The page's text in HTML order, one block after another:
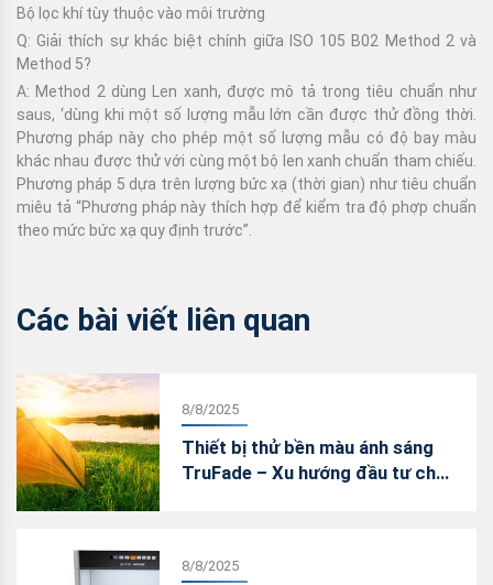
Bộ lọc khí tùy thuộc vào môi trường
Q: Giải thích sự khác biệt chính giữa ISO 105 B02 Method 2 và
Method 5?
A: Method 2 dùng Len xanh, được mô tả trong tiêu chuẩn như
saus, ‘dùng khi một số lượng mẫu lớn cần được thử đồng thời.
Phương pháp này cho phép một số lượng mẫu có độ bay màu
khác nhau được thử với cùng một bộ len xanh chuẩn tham chiếu.
Phương pháp 5 dựa trên lượng bức xạ (thời gian) như tiêu chuẩn
miêu tả “Phương pháp này thích hợp để kiểm tra độ phợp chuẩn
theo mức bức xạ quy định trước”.
Các bài viết liên quan
8/8/2025
Thiết bị thử bền màu ánh sáng
TruFade – Xu hướng đầu tư cho
8/8/2025